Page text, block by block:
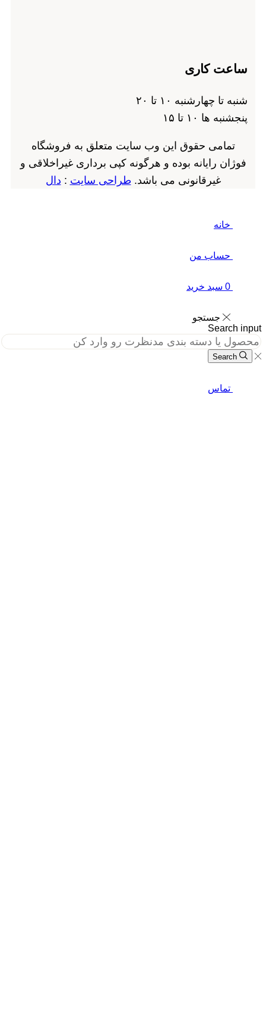
ساعت کاری
شنبه تا چهارشنبه ۱۰ تا ۲۰
پنجشنبه ها ۱۰ تا ۱۵
تمامی حقوق این وب سایت متعلق به فروشگاه
فوژان رایانه بوده و هرگونه کپی برداری غیراخلاقی و
غیرقانونی می باشد.طراحی سایت:دال
حساب من
سبد خرید
جستجو
Search
Search
تماس